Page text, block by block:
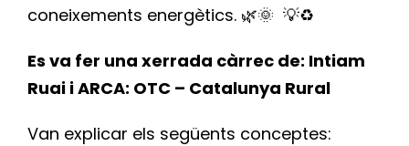
coneixements energètics. 🌿🌞 💡♻️
Es va fer una xerrada càrrec de: Intiam
Ruai i ARCA: OTC – Catalunya Rural
Van explicar els següents conceptes: